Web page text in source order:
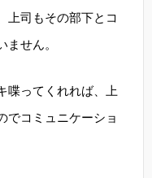
上司もその部下とコ
せん。
喋ってくれれば、上
でコミュニケーショ